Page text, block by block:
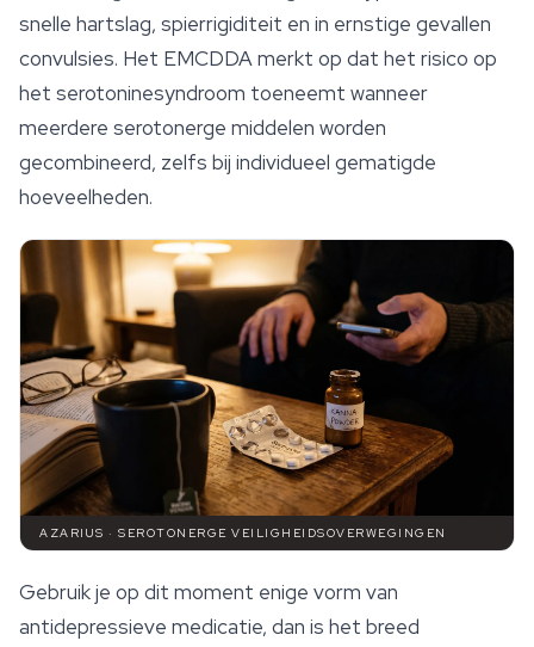
snelle hartslag, spierrigiditeit en in ernstige gevallen
convulsies. Het EMCDDA merkt op dat het risico op
het serotoninesyndroom toeneemt wanneer
meerdere serotonerge middelen worden
gecombineerd, zelfs bij individueel gematigde
hoeveelheden.
AZARIUS · SEROTONERGE VEILIGHEIDSOVERWEGINGEN
Gebruik je op dit moment enige vorm van
antidepressieve medicatie, dan is het breed